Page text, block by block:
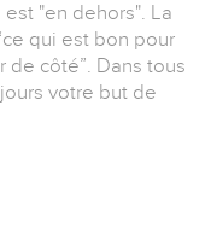
"en dehors". La
qui est bon pour
de côté”. Dans tous
votre but de